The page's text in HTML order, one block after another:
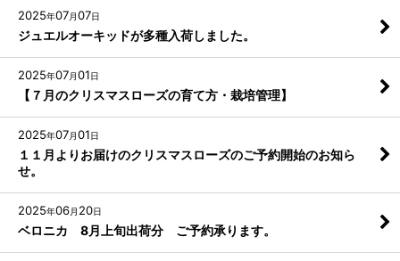
2025年07月07日
ジュエルオーキッドが多種入荷しました。
2025年07月01日
【７月のクリスマスローズの育て方・栽培管理】
2025年07月01日
１１月よりお届けのクリスマスローズのご予約開始のお知ら
せ。
2025年06月 20日
ベロニカ 8月上旬出荷分 ご予約承ります。